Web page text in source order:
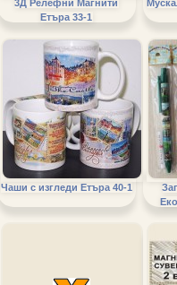
3Д Релефни Магнити
Етъра 33-1
Чаши с изгледи Етъра 40-1